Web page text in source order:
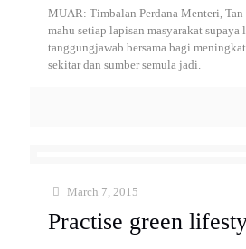
MUAR: Timbalan Perdana Menteri,
mahu setiap lapisan masyarakat supaya
tanggungjawab bersama bagi
sekitar dan sumber semula jadi.
March 7, 2015
Practise green